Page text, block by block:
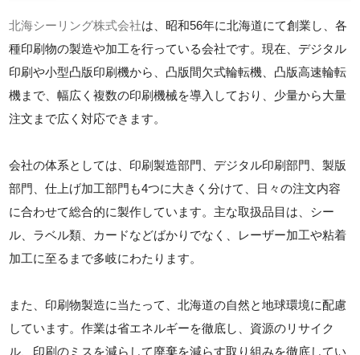
北海シーリング株式会社は、昭和56年に北海道にて創業し、各
種印刷物の製造や加工を行っている会社です。現在、デジタル
印刷や小型凸版印刷機から、凸版間欠式輪転機、凸版高速輪転
機まで、幅広く複数の印刷機械を導入しており、少量から大量
注文まで広く対応できます。
会社の体系としては、印刷製造部門、デジタル印刷部門、製版
部門、仕上げ加工部門も4つに大きく分けて、日々の注文内容
に合わせて総合的に製作しています。主な取扱品目は、シー
ル、ラベル類、カードなどばかりでなく、レーザー加工や粘着
加工に至るまで多岐にわたります。
また、印刷物製造に当たって、北海道の自然と地球環境に配慮
しています。作業は省エネルギーを徹底し、資源のリサイク
ル、印刷のミスを減らして廃棄を減らす取り組みを徹底してい